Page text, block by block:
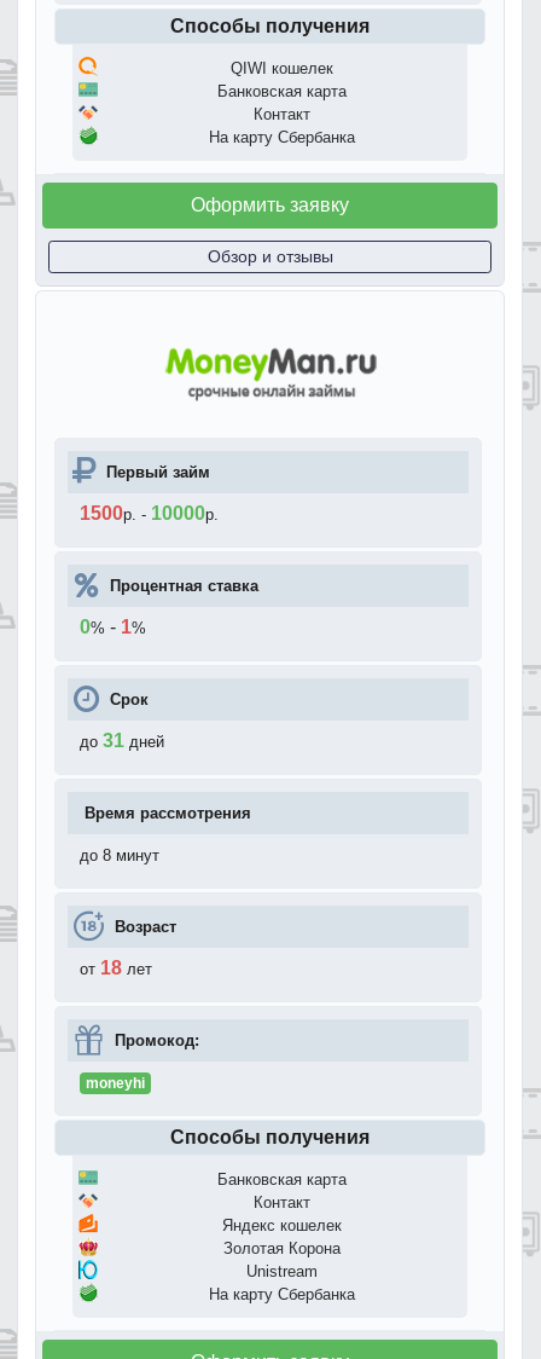
Способы получения
QIWI кошелек
Банковская карта
Контакт
На карту Сбербанка
Оформить заявку
Обзор и отзывы
Первый займ
1500р. - 10000р.
Процентная ставка
0% - 1%
Срок
до 31 дней
Время рассмотрения
до 8 минут
Возраст
от 18 лет
Промокод:
moneyhi
Способы получения
Банковская карта
Контакт
Яндекс кошелек
Золотая Корона
Unistream
На карту Сбербанка